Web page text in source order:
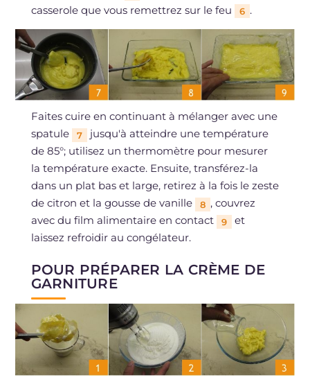
casserole que vous remettrez sur le feu
6 .
Faites cuire en continuant à mélanger avec une
spatule
7
jusqu'à atteindre une température
de 85°; utilisez un thermomètre pour mesurer
la température exacte. Ensuite, transférez-la
dans un plat bas et large, retirez à la fois le zeste
de citron et la gousse de vanille
8 , couvrez
avec du film alimentaire en contact
9
et
laissez refroidir au congélateur.
POUR PRÉPARER LA CRÈME DE
GARNITURE